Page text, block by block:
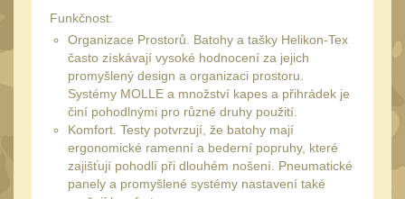
Raily, lišty, krytky
Přední rukojeti 50
Zadní rukojeti20
Mechanická mířidla30
Dvojnožky
Dvojnožky na hlaveň 2
Funkčnost:
Organizace Prostorů. Batohy a tašky Helikon-Tex
často získávají vysoké hodnocení za jejich
promyšlený design a organizaci prostoru.
Systémy MOLLE a množství kapes a přihrádek je
činí pohodlnými pro různé druhy použití.
Komfort. Testy potvrzují, že batohy mají
ergonomické ramenní a bederní popruhy, které
zajišťují pohodlí při dlouhém nošení. Pneumatické
panely a promyšlené systémy nastavení také